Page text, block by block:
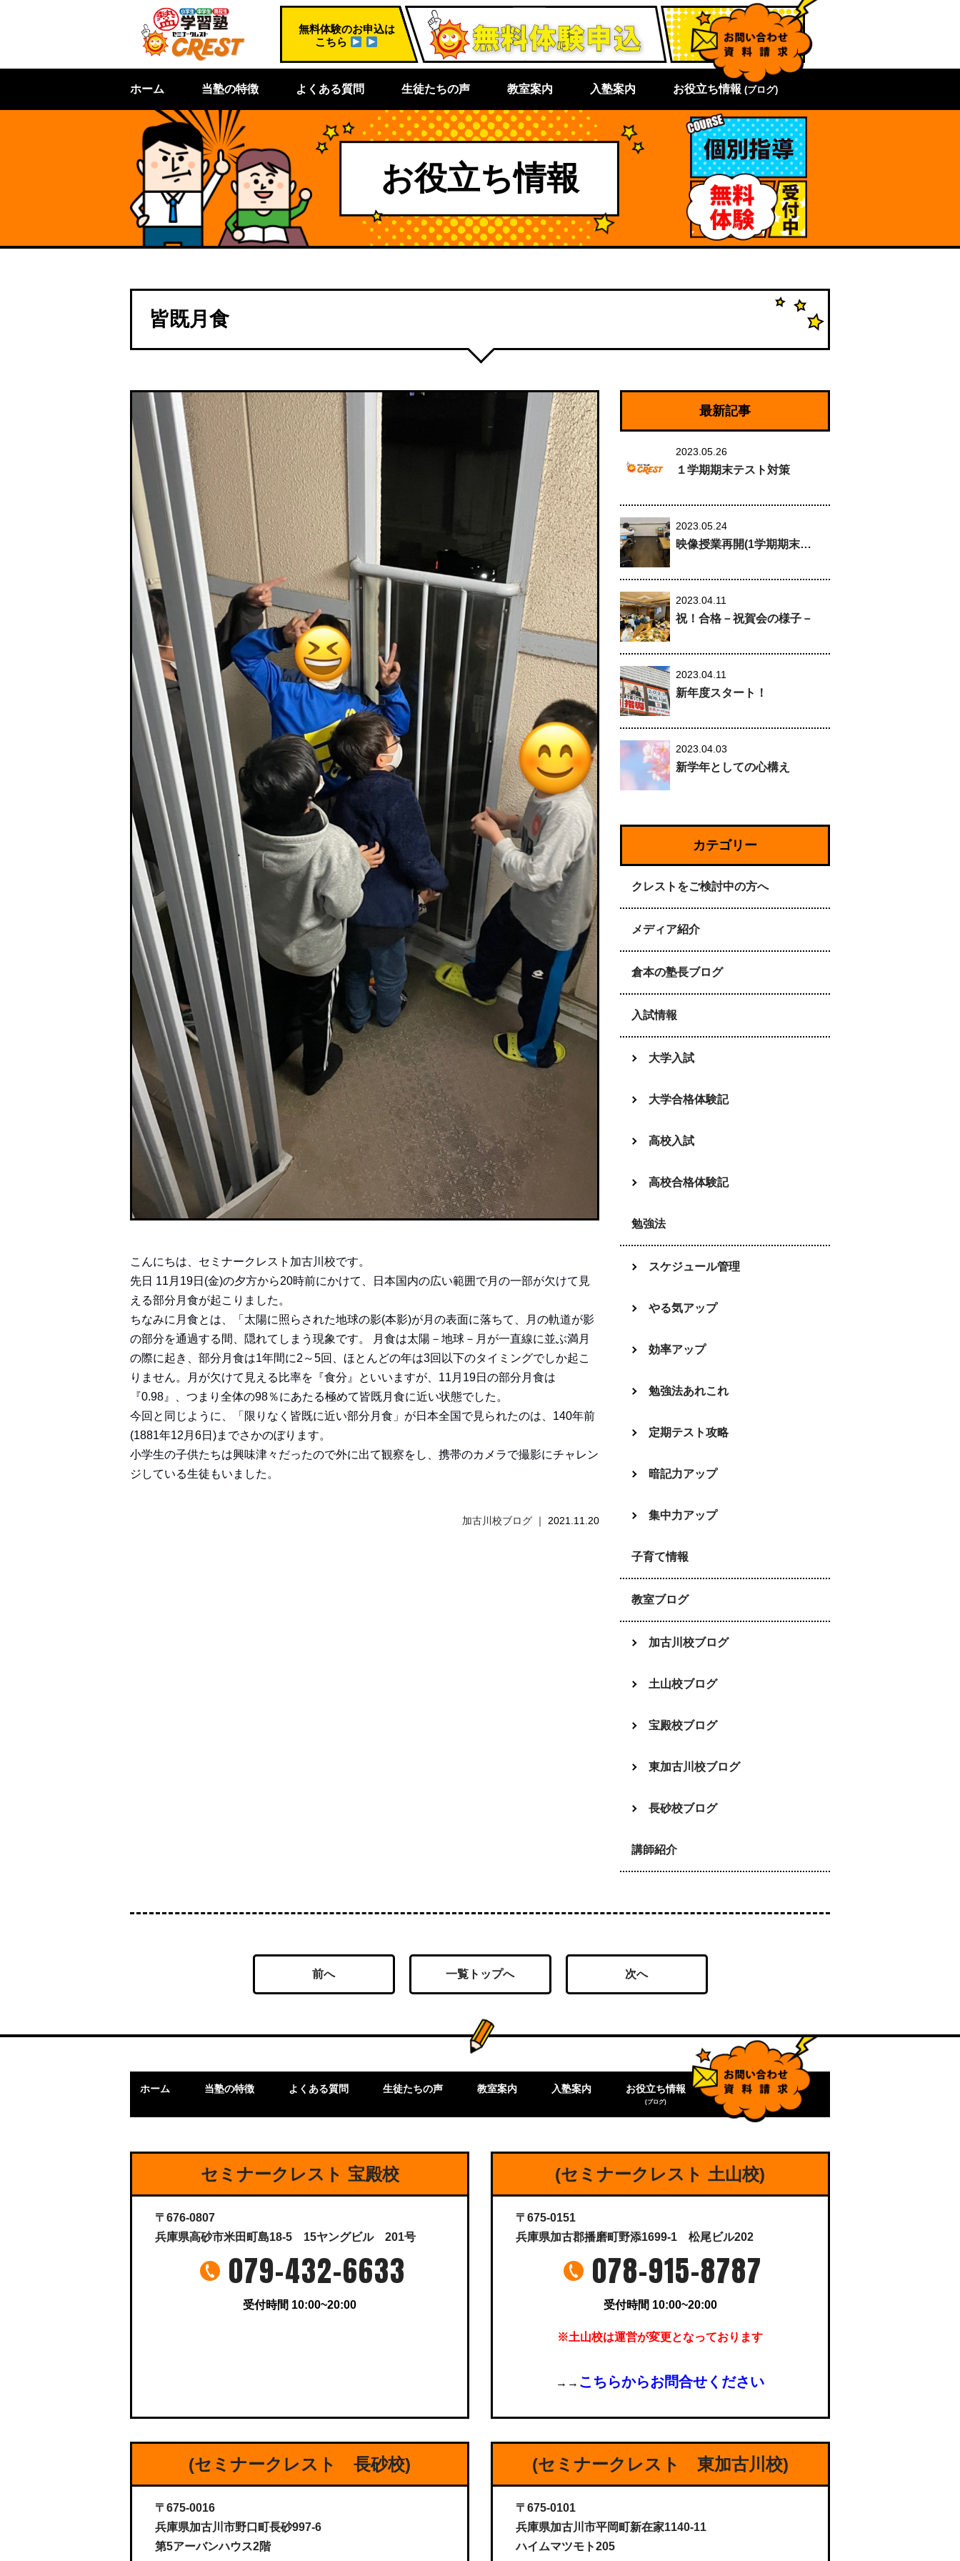
無料体験のお申込は
こちら
ホーム 当塾の特徴 よくある質問 生徒たちの声 教室案内 入塾案内 お役立ち情報 (ブログ)
お役立ち情報
皆既月食
こんにちは、セミナークレスト加古川校です。
先日 11月19日(金)の夕方から20時前にかけて、日本国内の広い範囲で月の一部が欠けて見
える部分月食が起こりました。
ちなみに月食とは、「太陽に照らされた地球の影(本影)が月の表面に落ちて、月の軌道が影
の部分を通過する間、隠れてしまう現象です。 月食は太陽－地球－月が一直線に並ぶ満月
の際に起き、部分月食は1年間に2～5回、ほとんどの年は3回以下のタイミングでしか起こ
りません。月が欠けて見える比率を『食分』といいますが、11月19日の部分月食は
『0.98』、つまり全体の98％にあたる極めて皆既月食に近い状態でした。
今回と同じように、「限りなく皆既に近い部分月食」が日本全国で見られたのは、140年前
(1881年12月6日)までさかのぼります。
小学生の子供たちは興味津々だったので外に出て観察をし、携帯のカメラで撮影にチャレン
ジしている生徒もいました。
加古川校ブログ 2021.11.20
最新記事
2023.05.26
１学期期末テスト対策
2023.05.24
映像授業再開(1学期期末…
2023.04.11
祝！合格－祝賀会の様子－
2023.04.11
新年度スタート！
2023.04.03
新学年としての心構え
カテゴリー
クレストをご検討中の方へ
メディア紹介
倉本の塾長ブログ
入試情報
大学入試
大学合格体験記
高校入試
高校合格体験記
勉強法
スケジュール管理
やる気アップ
効率アップ
勉強法あれこれ
定期テスト攻略
暗記力アップ
集中力アップ
子育て情報
教室ブログ
加古川校ブログ
土山校ブログ
宝殿校ブログ
東加古川校ブログ
長砂校ブログ
講師紹介
前へ 一覧トップへ 次へ
ホーム 当塾の特徴 よくある質問 生徒たちの声 教室案内 入塾案内 お役立ち情報
(ブログ)
セミナークレスト 宝殿校
〒676-0807
兵庫県高砂市米田町島18-5 15ヤングビル 201号
079-432-6633
受付時間 10:00~20:00
(セミナークレスト 土山校)
〒675-0151
兵庫県加古郡播磨町野添1699-1 松尾ビル202
078-915-8787
受付時間 10:00~20:00
※土山校は運営が変更となっております
→→ こちらからお問合せください
(セミナークレスト 長砂校)
〒675-0016
兵庫県加古川市野口町長砂997-6
第5アーバンハウス2階
(セミナークレスト 東加古川校)
〒675-0101
兵庫県加古川市平岡町新在家1140-11
ハイムマツモト205